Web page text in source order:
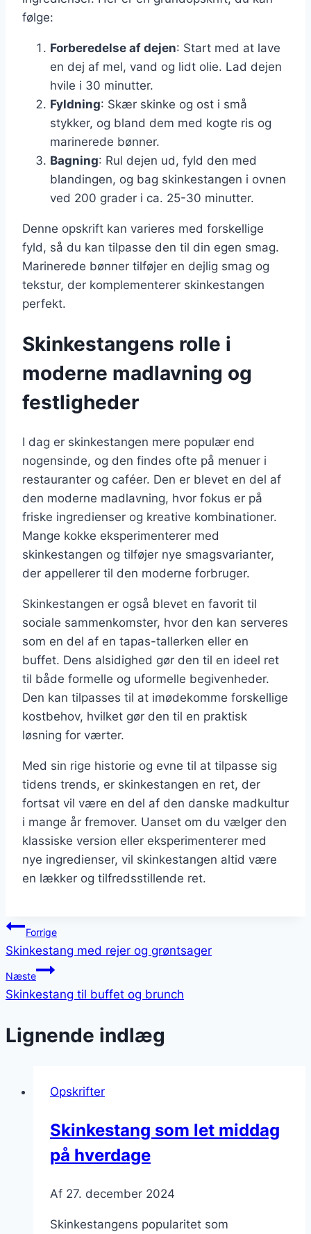
følge:
Forberedelse af dejen: Start med at lave
en dej af mel, vand og lidt olie. Lad dejen
hvile i 30 minutter.
Fyldning: Skær skinke og ost i små
stykker, og bland dem med kogte ris og
marinerede bønner.
Bagning: Rul dejen ud, fyld den med
blandingen, og bag skinkestangen i ovnen
ved 200 grader i ca. 25-30 minutter.
Denne opskrift kan varieres med forskellige
fyld, så du kan tilpasse den til din egen smag.
Marinerede bønner tilføjer en dejlig smag og
tekstur, der komplementerer skinkestangen
perfekt.
Skinkestangens rolle i
moderne madlavning og
festligheder
I dag er skinkestangen mere populær end
nogensinde, og den findes ofte på menuer i
restauranter og caféer. Den er blevet en del af
den moderne madlavning, hvor fokus er på
friske ingredienser og kreative kombinationer.
Mange kokke eksperimenterer med
skinkestangen og tilføjer nye smagsvarianter,
der appellerer til den moderne forbruger.
Skinkestangen er også blevet en favorit til
sociale sammenkomster, hvor den kan serveres
som en del af en tapas-tallerken eller en
buffet. Dens alsidighed gør den til en ideel ret
til både formelle og uformelle begivenheder.
Den kan tilpasses til at imødekomme forskellige
kostbehov, hvilket gør den til en praktisk
løsning for værter.
Med sin rige historie og evne til at tilpasse sig
tidens trends, er skinkestangen en ret, der
fortsat vil være en del af den danske madkultur
i mange år fremover. Uanset om du vælger den
klassiske version eller eksperimenterer med
nye ingredienser, vil skinkestangen altid være
en lækker og tilfredsstillende ret.
Indlægsnavigation
Forrige
Skinkestang med rejer og grøntsager
Næste
Skinkestang til buffet og brunch
Lignende indlæg
Opskrifter
Skinkestang som let middag
på hverdage
Af 27. december 2024
Skinkestangens popularitet som